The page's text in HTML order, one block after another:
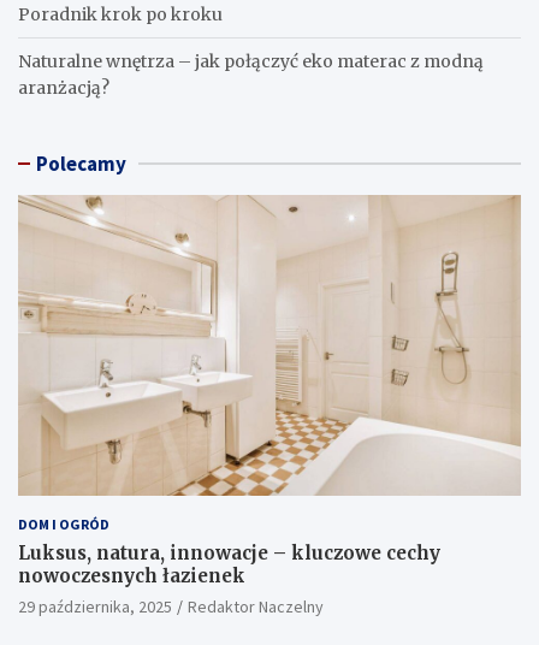
Poradnik krok po kroku
Naturalne wnętrza – jak połączyć eko materac z modną
aranżacją?
Polecamy
DOM I OGRÓD
Luksus, natura, innowacje – kluczowe cechy
nowoczesnych łazienek
29 października, 2025 Redaktor Naczelny